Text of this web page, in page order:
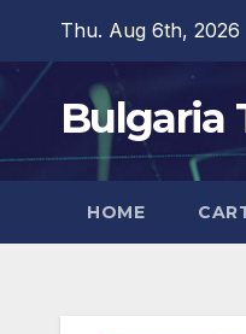
content
Thu. Aug 6th, 2026
Bulgaria
HOME